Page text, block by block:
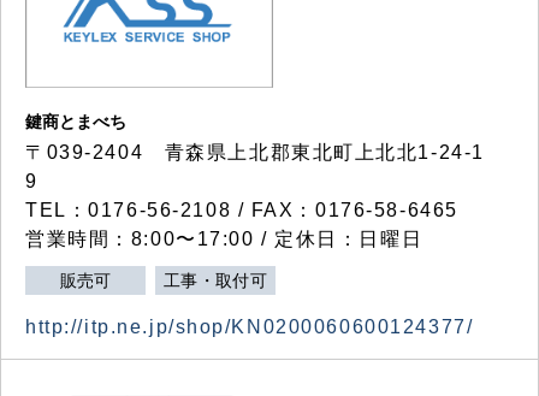
鍵商とまべち
〒039-2404 青森県上北郡東北町上北北1-24-1
9
TEL：0176-56-2108 / FAX：0176-58-6465
営業時間：8:00〜17:00 / 定休日：日曜日
販売可 工事・取付可
http://itp.ne.jp/shop/KN0200060600124377/